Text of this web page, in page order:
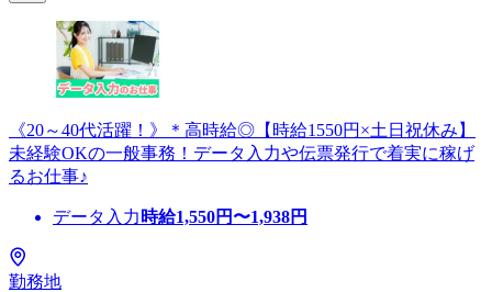
《20～40代活躍！》＊高時給◎【時給1550円×土日祝休み】
未経験OKの一般事務！データ入力や伝票発行で着実に稼げ
るお仕事♪
データ入力 時給1,550円〜1,938円
勤務地